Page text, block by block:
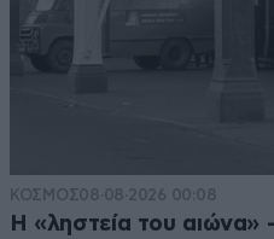
ΚΟΣΜΟΣ08·08·2026 00:08
Η «ληστεία του αιώνα»